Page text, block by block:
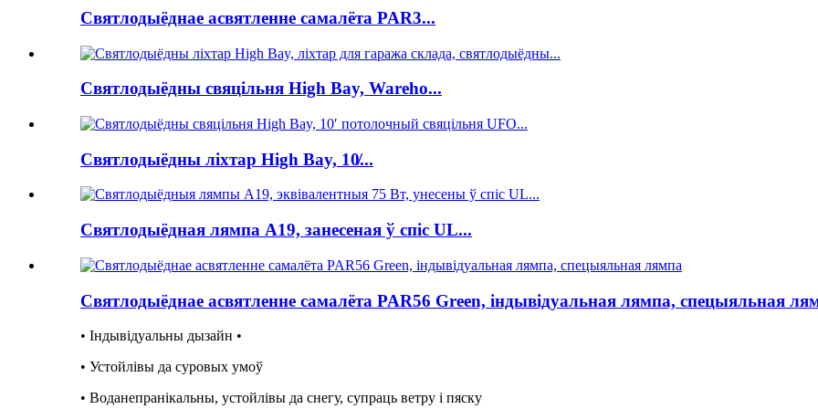
Святлодыёднае асвятленне самалёта PAR3...
Святлодыёдны свяцільня High Bay, Wareho...
Святлодыёдны ліхтар High Bay, 10̸...
Святлодыёдная лямпа A19, занесеная ў спіс UL...
Святлодыёднае асвятленне самалёта PAR56 Green, індывідуальная лямпа, спецыяльная
• Індывідуальны дызайн •
• Устойлівы да суровых умоў
• Воданепранікальны, устойлівы да снегу, супраць ветру і пяску